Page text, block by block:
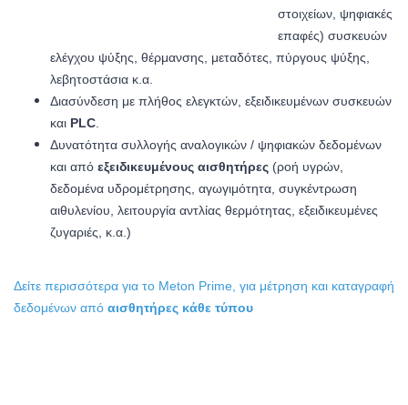
στοιχείων, ψηφιακές
επαφές) συσκευών
ελέγχου ψύξης, θέρμανσης, μεταδότες, πύργους ψύξης,
λεβητοστάσια κ.α.
Διασύνδεση με πλήθος ελεγκτών, εξειδικευμένων συσκευών
και PLC
Δυνατότητα συλλογής αναλογικών / ψηφιακών δεδομένων
και από εξειδικευμένους αισθητήρες (ροή υγρών,
δεδομένα υδρομέτρησης, αγωγιμότητα, συγκέντρωση
αιθυλενίου, λειτουργία αντλίας θερμότητας, εξειδικευμένες
ζυγαριές, κ.α.)
Δείτε περισσότερα για το Meton Prime, για μέτρηση και καταγραφή
δεδομένων από αισθητήρες κάθε τύπου